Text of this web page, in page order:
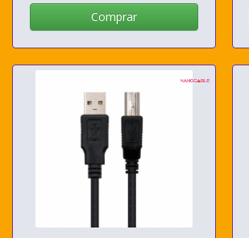
Comprar